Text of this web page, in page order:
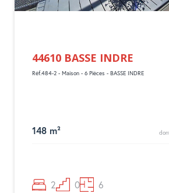
44610 BASSE INDRE
Réf.484-2 - Maison - 6 Pièces - BASSE INDRE
148 m²
2 0 6